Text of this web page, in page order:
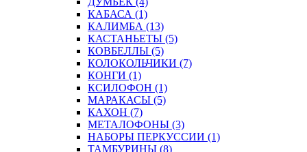
КАБАСА (1)
КАЛИМБА (13)
КАСТАНЬЕТЫ (5)
КОВБЕЛЛЫ (5)
КОЛОКОЛЬЧИКИ (7)
КОНГИ (1)
КСИЛОФОН (1)
МАРАКАСЫ (5)
КАХОН (7)
МЕТАЛОФОНЫ (3)
НАБОРЫ ПЕРКУССИИ (1)
ТАМБУРИНЫ (8)